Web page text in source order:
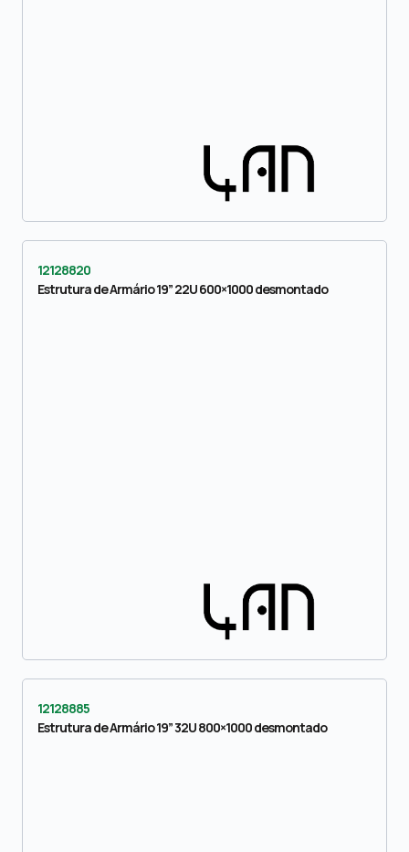
12128820
Estrutura de Armário 19” 22U 600×1000 desmontado
12128885
Estrutura de Armário 19” 32U 800×1000 desmontado